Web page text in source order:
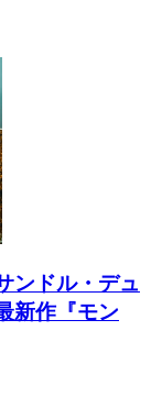
ンドル・デュ
新作『モン